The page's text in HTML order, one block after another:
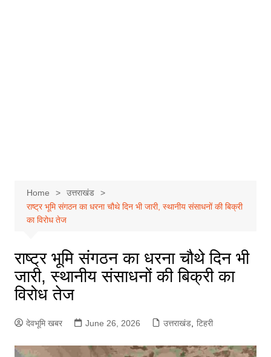
Home
उत्तराखंड
राष्ट्र भूमि संगठन का धरना चौथे दिन भी जारी, स्थानीय संसाधनों की बिक्री
का विरोध तेज
राष्ट्र भूमि संगठन का धरना चौथे दिन भी
जारी, स्थानीय संसाधनों की बिक्री का
विरोध तेज
देवभूमि खबर June 26, 2026 उत्तराखंड, टिहरी